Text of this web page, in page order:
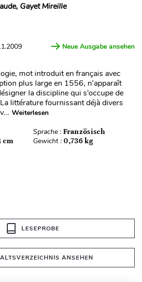
Gayet Mireille
Neue Ausgabe ansehen
mot introduit en français avec
plus large en 1556, n’apparaît
la discipline qui s’occupe de
littérature fournissant déjà divers
Weiterlesen
Sprache : Französisch
cm Gewicht : 0,736 kg
LESEPROBE
ANSEHEN